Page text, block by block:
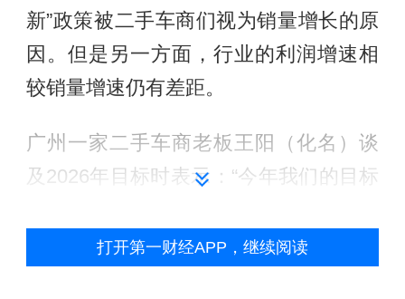
新”政策被二手车商们视为销量增长的原
因。但是另一方面，行业的利润增速相
较销量增速仍有差距。
广州一家二手车商老板王阳（化名）谈
及2026年目标时表示：“今年我们的目标
利润出现下降，周围的二手车个体户相
打开第一财经APP，继续阅读